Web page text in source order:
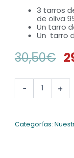
3 tarros
de oliva
Un tarro
Un tarro
30,50€ El
-
degustación
+
Categorías: